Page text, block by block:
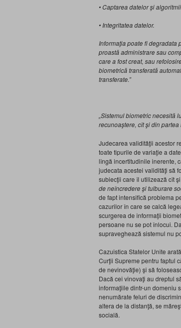
• Captarea datelor şi
• Integritatea datelor.
Informaţia poate fi degradata
proastă administrare sau
care a fost creat, sau
biometrică transferată
transferate.”
„Sistemul biometric necesită
recunoaştere, cît şi din
Judecarea validităţii acestor
toate tipurile de variaţie a
lîngă incertitudinile inerente,
judecata acestei validităţi să
subiecţii care îl utilizează cît
de neîncredere şi tulburare
de fapt intensifică problema
cazurilor în care se calcă
scurgerea de informaţii
persoane nu se pot înlocui.
supraveghează sistemul nu
Cazuistica Statelor Unite
Curţii Supreme pentru faptul
de nevinovăţie) şi să
Dacă cei vinovaţi au dreptul
informaţiile dintr-un domeniu
nenumărate feluri de
altera de la distanţă, se
socială.